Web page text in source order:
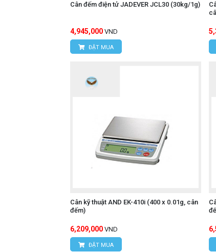
Cân đếm điện tử JADEVER JCL30 (30kg/1g)
4,945,000 VND
ĐẶT MUA
Cân kỹ thuật AND EK-410i (400 x 0.01g, cân
đếm)
6,209,000 VND
ĐẶT MUA